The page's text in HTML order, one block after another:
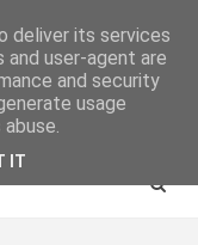
deliver its services
and user-agent are
and security
usage
IT